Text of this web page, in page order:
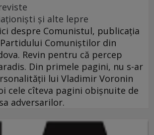
şi alte lepre
despre Comunistul, publicaţia
Comuniştilor din
Revin pentru că percep
Din primele pagini, nu s-ar
lui Vladimir Voronin
cele cîteva pagini obişnuite de
adversarilor.